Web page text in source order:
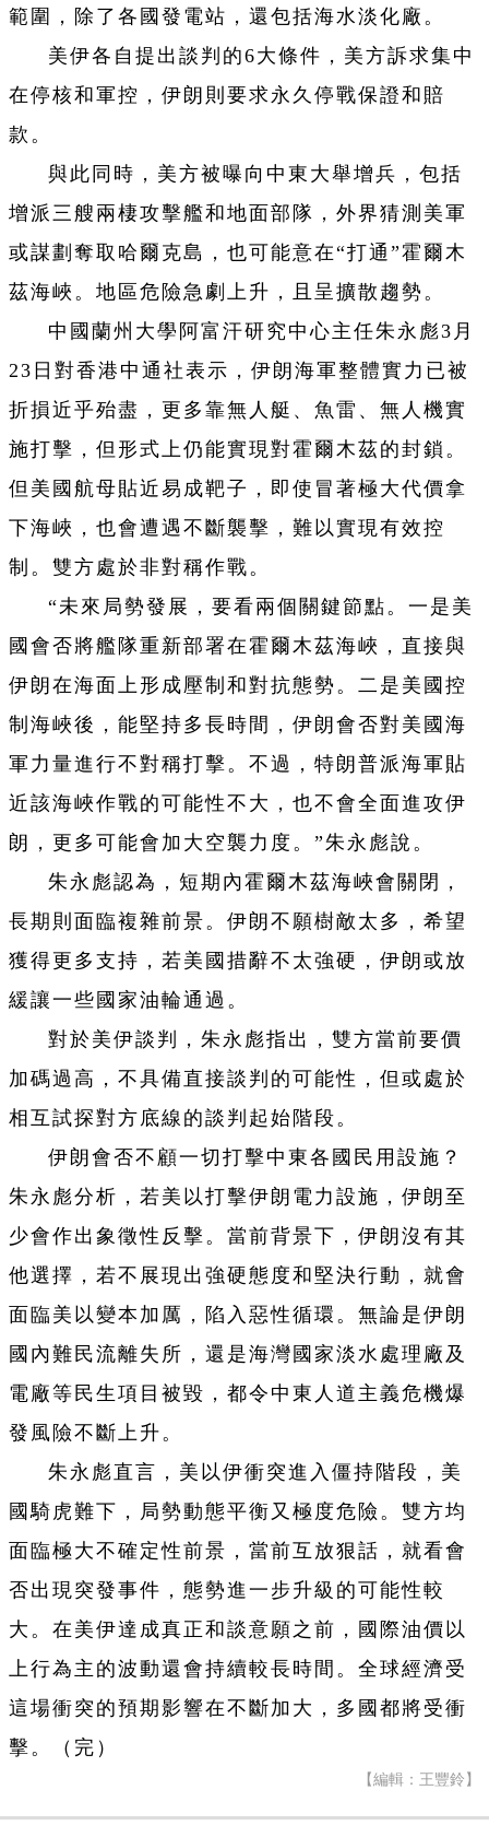
範圍，除了各國發電站，還包括海水淡化廠。
美伊各自提出談判的6大條件，美方訴求集中
在停核和軍控，伊朗則要求永久停戰保證和賠
款。
與此同時，美方被曝向中東大舉增兵，包括
增派三艘兩棲攻擊艦和地面部隊，外界猜測美軍
或謀劃奪取哈爾克島，也可能意在“打通”霍爾木
茲海峽。地區危險急劇上升，且呈擴散趨勢。
中國蘭州大學阿富汗研究中心主任朱永彪3月
23日對香港中通社表示，伊朗海軍整體實力已被
折損近乎殆盡，更多靠無人艇、魚雷、無人機實
施打擊，但形式上仍能實現對霍爾木茲的封鎖。
但美國航母貼近易成靶子，即使冒著極大代價拿
下海峽，也會遭遇不斷襲擊，難以實現有效控
制。雙方處於非對稱作戰。
“未來局勢發展，要看兩個關鍵節點。一是美
國會否將艦隊重新部署在霍爾木茲海峽，直接與
伊朗在海面上形成壓制和對抗態勢。二是美國控
制海峽後，能堅持多長時間，伊朗會否對美國海
軍力量進行不對稱打擊。不過，特朗普派海軍貼
近該海峽作戰的可能性不大，也不會全面進攻伊
朗，更多可能會加大空襲力度。”朱永彪說。
朱永彪認為，短期內霍爾木茲海峽會關閉，
長期則面臨複雜前景。伊朗不願樹敵太多，希望
獲得更多支持，若美國措辭不太強硬，伊朗或放
緩讓一些國家油輪通過。
對於美伊談判，朱永彪指出，雙方當前要價
加碼過高，不具備直接談判的可能性，但或處於
相互試探對方底線的談判起始階段。
伊朗會否不顧一切打擊中東各國民用設施？
朱永彪分析，若美以打擊伊朗電力設施，伊朗至
少會作出象徵性反擊。當前背景下，伊朗沒有其
他選擇，若不展現出強硬態度和堅決行動，就會
面臨美以變本加厲，陷入惡性循環。無論是伊朗
國內難民流離失所，還是海灣國家淡水處理廠及
電廠等民生項目被毀，都令中東人道主義危機爆
發風險不斷上升。
朱永彪直言，美以伊衝突進入僵持階段，美
國騎虎難下，局勢動態平衡又極度危險。雙方均
面臨極大不確定性前景，當前互放狠話，就看會
否出現突發事件，態勢進一步升級的可能性較
大。在美伊達成真正和談意願之前，國際油價以
上行為主的波動還會持續較長時間。全球經濟受
這場衝突的預期影響在不斷加大，多國都將受衝
擊。（完）
【編輯：王豐鈴】